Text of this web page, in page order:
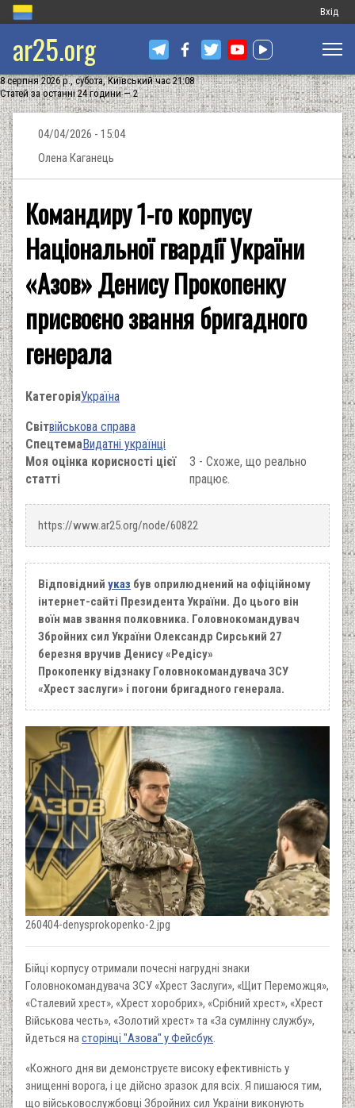
Меню
запису
Вхід
ar25.org
8 серпня 2026 р., субота, Київський час 21:08
Статей за останні 24 години — 2
04/04/2026 - 15:04
Олена Каганець
Командиру 1-го корпусу
Національної гвардії України
«Азов» Денису Прокопенку
присвоєно звання бригадного
генерала
КатегоріяУкраїна
Світвійськова справа
СпецтемаВидатні українці
Моя оцінка корисності цієї
статті
3 - Схоже, що реально
працює.
https://www.ar25.org/node/60822
Відповідний указ був оприлюднений на офіційному
інтернет-сайті Президента України. До цього він
воїн мав звання полковника. Головнокомандувач
Збройних сил України Олександр Сирський 27
березня вручив Денису «Редісу»
Прокопенку відзнаку Головнокомандувача ЗСУ
«Хрест заслуги» і погони бригадного генерала.
260404-denysprokopenko-2.jpg
Бійці корпусу отримали почесні нагрудні знаки
Головнокомандувача ЗСУ «Хрест Заслуги», «Щит Переможця»,
«Сталевий хрест», «Хрест хоробрих», «Срібний хрест», «Хрест
Військова честь», «Золотий хрест» та «За сумлінну службу»,
йдеться насторінці "Азова" у Фейсбук.
«Кожного дня ви демонструєте високу ефективність у
знищенні ворога, і це дійсно зразок для всіх. Я пишаюся тим,
що військовослужбовці Збройних сил України виконують